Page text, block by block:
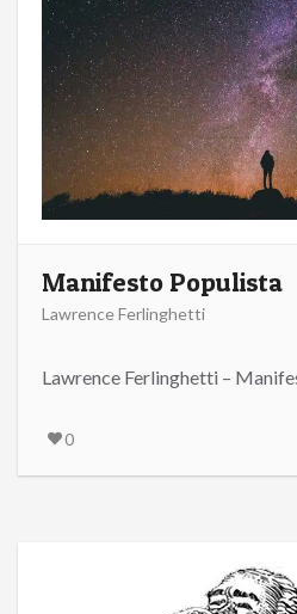
Manifesto Populista
Lawrence Ferlinghetti
Lawrence Ferlinghetti –
0